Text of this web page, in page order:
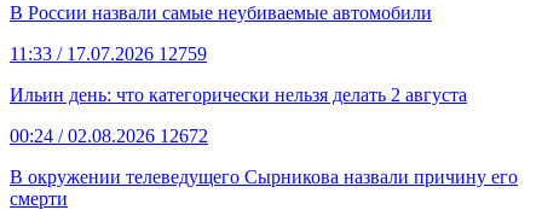
В России назвали самые неубиваемые автомобили
11:33 / 17.07.2026 12759
Ильин день: что категорически нельзя делать 2 августа
00:24 / 02.08.2026 12672
В окружении телеведущего Сырникова назвали причину его
смерти